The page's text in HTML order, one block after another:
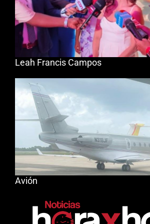
Leah Francis Campos
Avión